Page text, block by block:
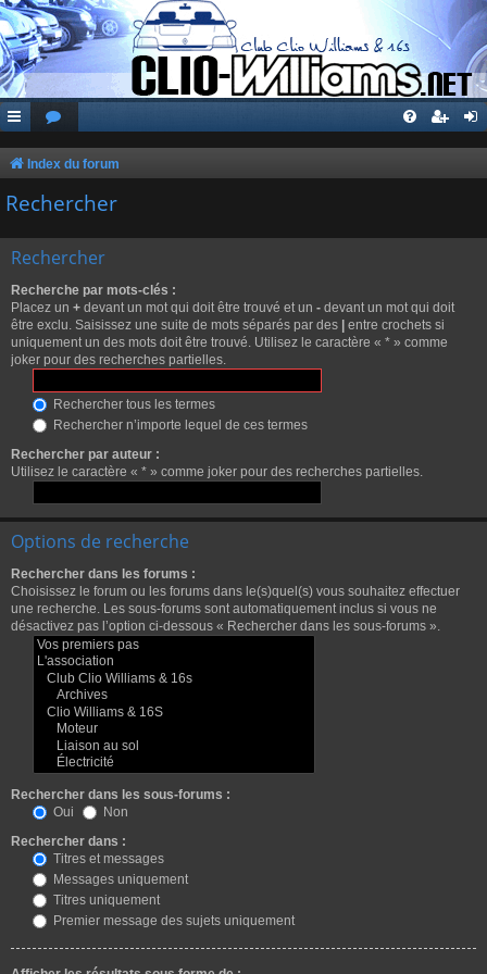
Index du forum
Rechercher
Rechercher
Recherche par mots-clés :
Placez un + devant un mot qui doit être trouvé et un - devant un mot qui doit
être exclu. Saisissez une suite de mots séparés par des | entre crochets si
uniquement un des mots doit être trouvé. Utilisez le caractère « * » comme
joker pour des recherches partielles.
Rechercher tous les termes
Rechercher n’importe lequel de ces termes
Rechercher par auteur :
Utilisez le caractère « * » comme joker pour des recherches partielles.
Options de recherche
Rechercher dans les forums :
Choisissez le forum ou les forums dans le(s)quel(s) vous souhaitez effectuer
une recherche. Les sous-forums sont automatiquement inclus si vous ne
désactivez pas l’option ci-dessous « Rechercher dans les sous-forums ».
Rechercher dans les sous-forums :
Oui
Non
Rechercher dans :
Titres et messages
Messages uniquement
Titres uniquement
Premier message des sujets uniquement